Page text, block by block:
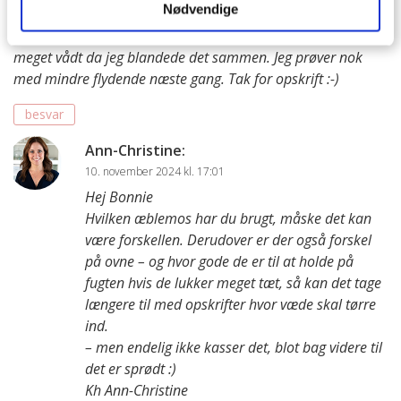
Nødvendige
Prøvet og fejlet her fra, selv efter en time var granolaen slet
slet ikke sprød…. hmmm men det hele virkede godtnok også
meget vådt da jeg blandede det sammen. Jeg prøver nok
med mindre flydende næste gang. Tak for opskrift :-)
besvar
Ann-Christine:
10. november 2024 kl. 17:01
Hej Bonnie
Hvilken æblemos har du brugt, måske det kan
være forskellen. Derudover er der også forskel
på ovne – og hvor gode de er til at holde på
fugten hvis de lukker meget tæt, så kan det tage
længere til med opskrifter hvor væde skal tørre
ind.
– men endelig ikke kasser det, blot bag videre til
det er sprødt :)
Kh Ann-Christine